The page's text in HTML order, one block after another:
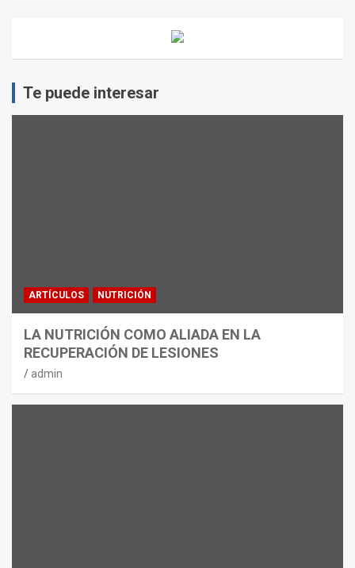
Te puede interesar
ARTÍCULOS NUTRICIÓN
LA NUTRICIÓN COMO ALIADA EN LA
RECUPERACIÓN DE LESIONES
admin